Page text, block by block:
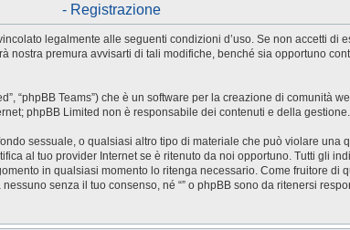
- Registrazione
vincolato legalmente alle seguenti condizioni d’uso. Se non accetti
nostra premura avvisarti di tali modifiche, benché sia opportuno
“phpBB Teams”) che è un software per la creazione di comunità
phpBB Limited non è responsabile dei contenuti e della
sessuale, o qualsiasi altro tipo di materiale che può violare una
al tuo provider Internet se è ritenuto da noi opportuno. Tutti gli
in qualsiasi momento lo ritenga necessario. Come fruitore
senza il tuo consenso, né “” o phpBB sono da ritenersi